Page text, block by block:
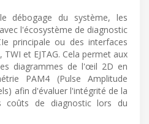
débogage du système, les
l'écosystème de diagnostic
principale ou des interfaces
et EJTAG. Cela permet aux
diagrammes de l'œil 2D en
PAM4 (Pulse Amplitude
afin d'évaluer l'intégrité de la
coûts de diagnostic lors du